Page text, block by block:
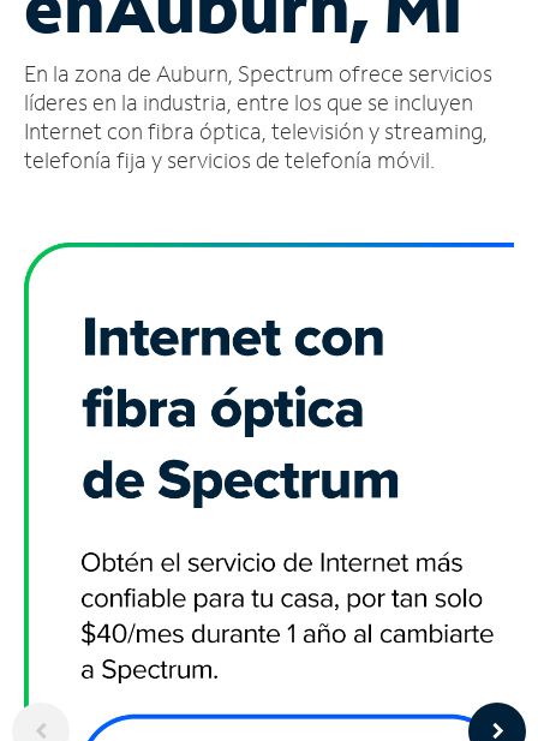
cuenta
Encuentra
una
tienda
En la zona de Auburn, Spectrum ofrece servicios
líderes en la industria, entre los que se incluyen
Internet con fibra óptica, televisión y streaming,
telefonía fija y servicios de telefonía móvil.